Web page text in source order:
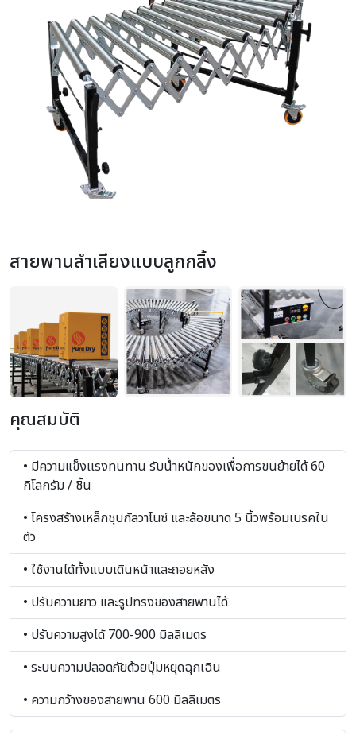
สายพานลำเลียงแบบลูกกลิ้ง
คุณสมบัติ
• มีความแข็งเเรงทนทาน รับน้ำหนักของเพื่อการขนย้ายได้ 60
กิโลกรัม / ชิ้น
• โครงสร้างเหล็กชุบกัลวาไนซ์ และล้อขนาด 5 นิ้วพร้อมเบรคใน
ตัว
• ใช้งานได้ทั้งแบบเดินหน้าและถอยหลัง
• ปรับความยาว และรูปทรงของสายพานได้
• ปรับความสูงได้ 700-900 มิลลิเมตร
• ระบบความปลอดภัยด้วยปุ่มหยุดฉุกเฉิน
• ความกว้างของสายพาน 600 มิลลิเมตร